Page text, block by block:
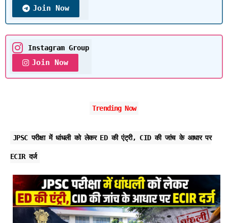
Join Now
Instagram Group
Join Now
Trending Now
JPSC परीक्षा में धांधली को लेकर ED की एंट्री, CID की जांच के आधार पर
ECIR दर्ज